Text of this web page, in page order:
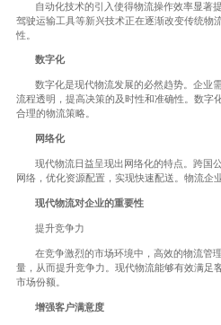
自动化技术的引入使得物流操作效率显著
驾驶运输工具等新兴技术正在逐渐改变传统物
性。
数字化
数字化是现代物流发展的必然趋势。企业
流程透明，提高决策的及时性和准确性。数字
合理的物流策略。
网络化
现代物流日益呈现出网络化的特点。跨国
网络，优化资源配置，实现快速配送。物流企
现代物流对企业的重要性
提升竞争力
在竞争激烈的市场环境中，高效的物流管
量，从而提升竞争力。现代物流能够有效满足
市场份额。
增强客户满意度